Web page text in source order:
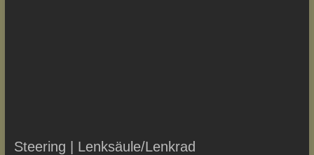
Steering | Lenksäule/Lenkrad